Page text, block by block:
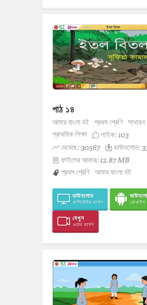
পাঠ ১৪
আমার বাংলা বই প্রথম শ্রেণি সাধারন
প্রাথমিক শিক্ষা
লাইক:103
দেখেছে: 30567
ডাউনলোড:
ফাইলের আকার: 12.87 MB
প্রথম শ্রেণি আমার বাংলা বই
ডাউনলোড
কম্পিউটার ভার্সন মোবাইল
দেখুন
ওয়েব ভার্সন